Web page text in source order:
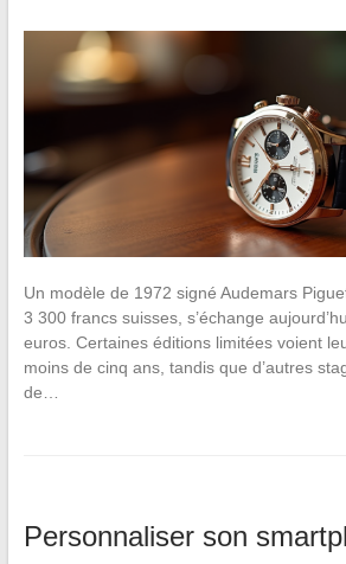
Un modèle de 1972 signé Audemars
3 300 francs suisses, s’échange
euros. Certaines éditions limitées voient
moins de cinq ans, tandis que d’autres
de…
Personnaliser son